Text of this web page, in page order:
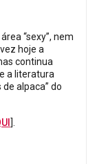
“sexy”, nem
hoje a
continua
a literatura
alpaca” do
].